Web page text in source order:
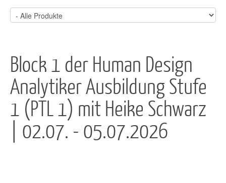
Block 1 der Human Design
Analytiker Ausbildung Stufe
1 (PTL 1) mit Heike Schwarz
| 02.07. - 05.07.2026